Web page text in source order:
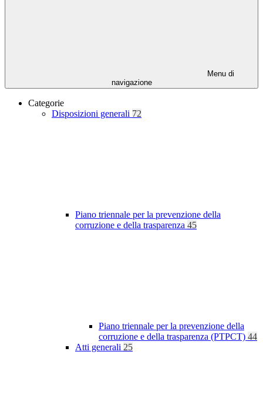
Menu di
navigazione
Categorie
Disposizioni generali 72
Piano triennale per la prevenzione della
corruzione e della trasparenza 45
Piano triennale per la prevenzione della
corruzione e della trasparenza (PTPCT) 44
Atti generali 25